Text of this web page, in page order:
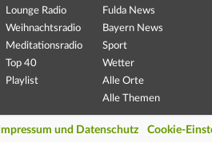
Lounge Radio
Weihnachtsradio
Meditationsradio
Top 40
Playlist
Fulda News
Bayern News
Sport
Wetter
Alle Orte
Alle Themen
Impressum und Datenschutz Cookie-